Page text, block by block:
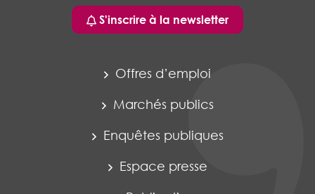
S'inscrire à la newsletter
Offres d’emploi
Marchés publics
Enquêtes publiques
Espace presse